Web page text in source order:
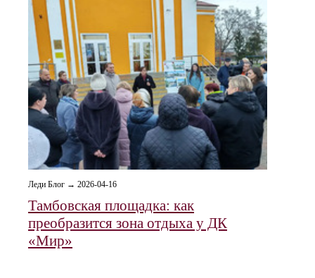
Леди Блог → 2026-04-16
Тамбовская площадка: как
преобразится зона отдыха у ДК
«Мир»